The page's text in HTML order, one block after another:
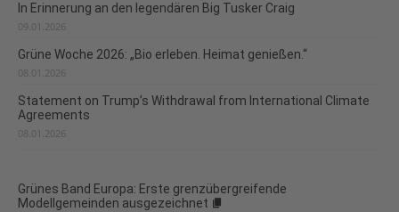
In Erinnerung an den legendären Big Tusker Craig
09.01.2026
Grüne Woche 2026: „Bio erleben. Heimat genießen.“
08.01.2026
Statement on Trump’s Withdrawal from International Climate
Agreements
08.01.2026
Grünes Band Europa: Erste grenzübergreifende
Modellgemeinden ausgezeichnet